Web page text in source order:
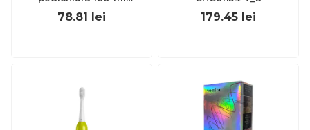
EXL359_918
78.81 lei 179.45 lei